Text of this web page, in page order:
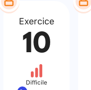
Exercice
10
Difficile